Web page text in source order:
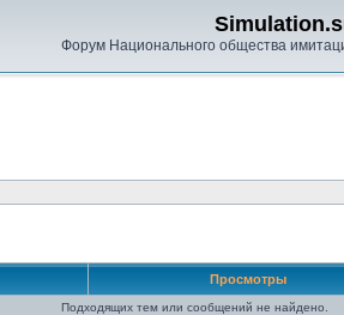
Форум Национального общества
Просмотры
Подходящих тем или сообщений не найдено.